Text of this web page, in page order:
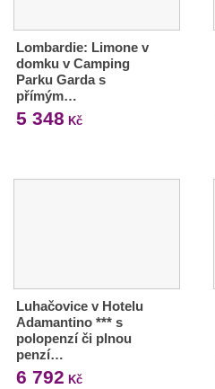
Lombardie: Limone v
domku v Camping
Parku Garda s
přímým…
5 348 Kč
Luhačovice v Hotelu
Adamantino *** s
polopenzí či plnou
penzí…
6 792 Kč